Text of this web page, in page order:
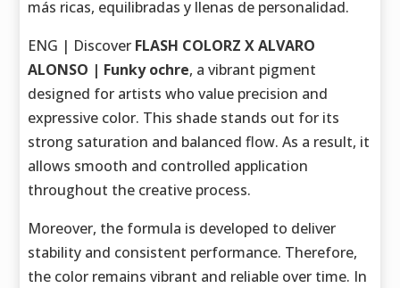
más ricas, equilibradas y llenas de personalidad.
ENG | Discover FLASH COLORZ X ALVARO
ALONSO | Funky ochre, a vibrant pigment
designed for artists who value precision and
expressive color. This shade stands out for its
strong saturation and balanced flow. As a result, it
allows smooth and controlled application
throughout the creative process.
Moreover, the formula is developed to deliver
stability and consistent performance. Therefore,
the color remains vibrant and reliable over time. In